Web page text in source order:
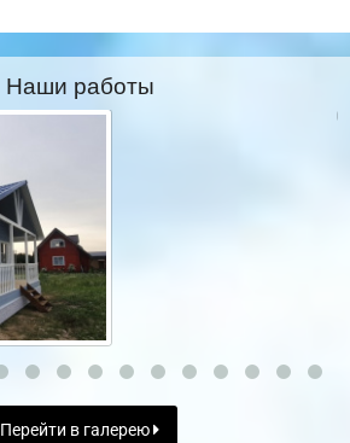
Наши работы
Перейти в галерею